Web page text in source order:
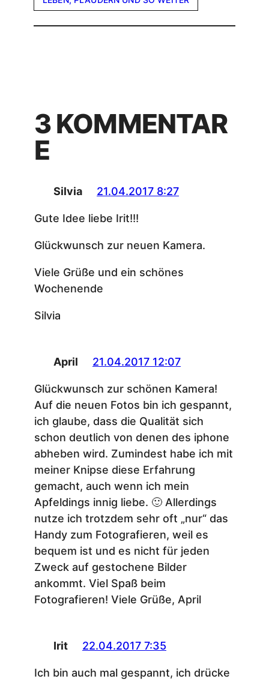
3 KOMMENTAR
E
Silvia 21.04.2017 8:27
Gute Idee liebe Irit!!!
Glückwunsch zur neuen Kamera.
Viele Grüße und ein schönes
Wochenende
Silvia
April 21.04.2017 12:07
Glückwunsch zur schönen Kamera!
Auf die neuen Fotos bin ich gespannt,
ich glaube, dass die Qualität sich
schon deutlich von denen des iphone
abheben wird. Zumindest habe ich mit
meiner Knipse diese Erfahrung
gemacht, auch wenn ich mein
Apfeldings innig liebe. 🙂 Allerdings
nutze ich trotzdem sehr oft „nur“ das
Handy zum Fotografieren, weil es
bequem ist und es nicht für jeden
Zweck auf gestochene Bilder
ankommt. Viel Spaß beim
Fotografieren! Viele Grüße, April
Irit 22.04.2017 7:35
Ich bin auch mal gespannt, ich drücke